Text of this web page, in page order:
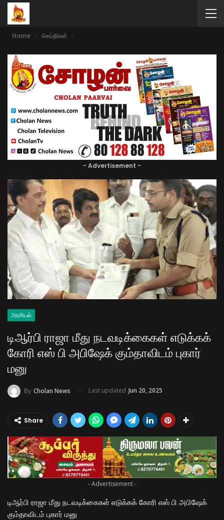
Home செய்திகள்
- Advertisement -
அரசியல்
டிஆர்பி ராஜா மீது நடவடிக்கைகள் எடுக்கக்
கோரி எஸ் பி அபிஷேக் கும்தாவிடம் புகார்
மனு
By Cholan News Last updated Jun 20, 2025
Share
- Advertisement -
டிஆர்பி ராஜா மீது நடவடிக்கைகள் எடுக்கக் கோரி எஸ் பி அபிஷேக்
கும்தாவிடம் புகார் மனு